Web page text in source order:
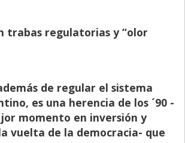
trabas regulatorias y “olor
de regular el sistema
es una herencia de los ´90 -
momento en inversión y
vuelta de la democracia- que